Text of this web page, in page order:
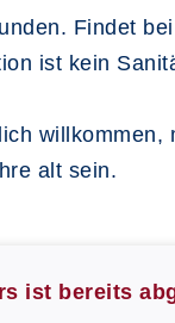
Findet
ist kein
willkommen,
alt sein.
ist bereits